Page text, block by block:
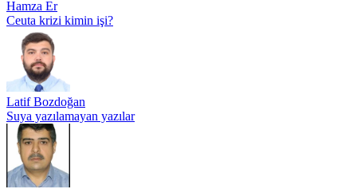
Hamza Er
Ceuta krizi kimin işi?
Latif Bozdoğan
Suya yazılamayan yazılar